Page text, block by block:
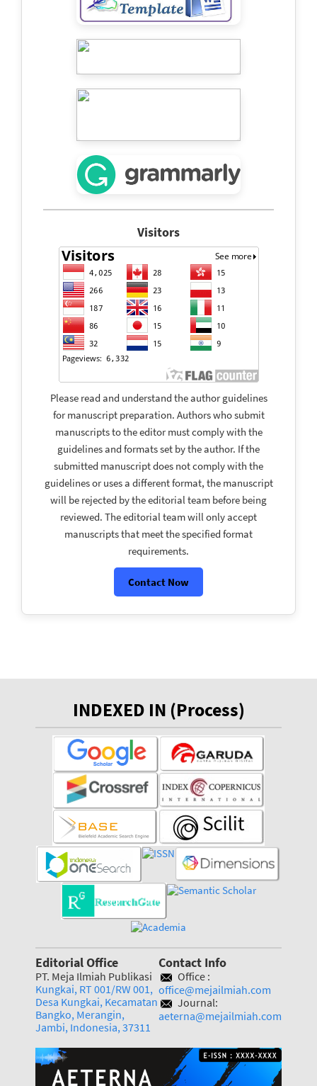
Visitors
Please read and understand the author guidelines
for manuscript preparation. Authors who submit
manuscripts to the editor must comply with the
guidelines and formats set by the author. If the
submitted manuscript does not comply with the
guidelines or uses a different format, the manuscript
will be rejected by the editorial team before being
reviewed. The editorial team will only accept
manuscripts that meet the specified format
requirements.
Contact Now
INDEXED IN (Process)
Editorial Office
PT. Meja Ilmiah Publikasi
Kungkai, RT 001/RW 001,
Desa Kungkai, Kecamatan
Bangko, Merangin,
Jambi, Indonesia, 37311
Contact Info
Office :
office@mejailmiah.com
Journal:
aeterna@mejailmiah.com